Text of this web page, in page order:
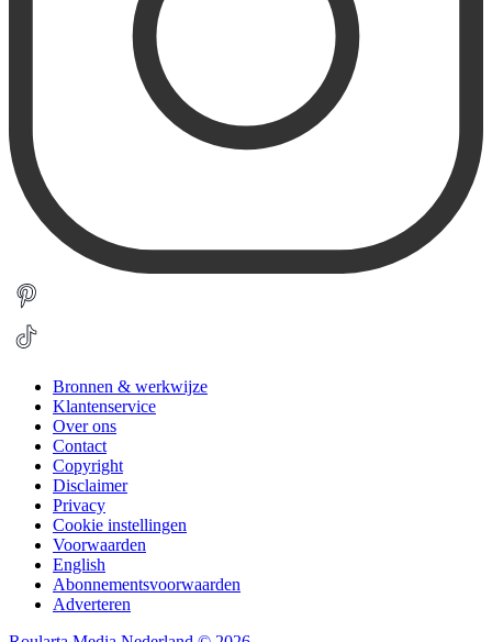
Bronnen & werkwijze
Klantenservice
Over ons
Contact
Copyright
Disclaimer
Privacy
Cookie instellingen
Voorwaarden
English
Abonnementsvoorwaarden
Adverteren